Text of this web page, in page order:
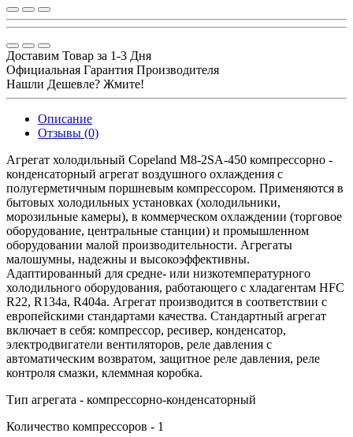
Доставим Товар за 1-3 Дня
Официальная Гарантия Производителя
Нашли Дешевле? Жмите!
Описание
Отзывы (0)
Агрегат холодильный Copeland M8-2SA-450 компрессорно -
конденсаторный агрегат воздушного охлаждения с
полугерметичным поршневым компрессором. Применяются в
бытовых холодильных установках (холодильники,
морозильные камеры), в коммерческом охлаждении (торговое
оборудование, центральные станции) и промышленном
оборудовании малой производительности. Агрегаты
малошумны, надежны и высокоэффективны.
Адаптированный для средне- или низкотемпературного
холодильного оборудования, работающего с хладагентам HFC
R22, R134a, R404a. Агрегат производится в соответствии с
европейскими стандартами качества. Стандартный агрегат
включает в себя: компрессор, ресивер, конденсатор,
электродвигатели вентиляторов, реле давления с
автоматическим возвратом, защитное реле давления, реле
контроля смазки, клеммная коробка.
Тип агрегата - компрессорно-конденсаторный
Количество компрессоров - 1